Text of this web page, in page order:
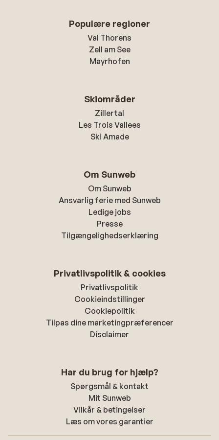
Populære regioner
Val Thorens
Zell am See
Mayrhofen
Skiområder
Zillertal
Les Trois Vallees
Ski Amade
Om Sunweb
Om Sunweb
Ansvarlig ferie med Sunweb
Ledige jobs
Presse
Tilgængelighedserklæring
Privatlivspolitik & cookies
Privatlivspolitik
Cookieindstillinger
Cookiepolitik
Tilpas dine marketingpræferencer
Disclaimer
Har du brug for hjælp?
Spørgsmål & kontakt
Mit Sunweb
Vilkår & betingelser
Læs om vores garantier